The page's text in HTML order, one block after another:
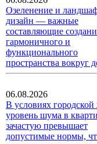
Озеленение и
дизайн — важные
составляющие
гармоничного и
функционального
пространства вокруг
06.08.2026
В условиях
уровень шума в
зачастую превышает
допустимые нормы,